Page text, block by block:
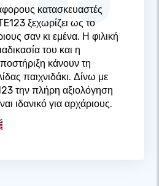
κατασκευαστές
ξεχωρίζει ως το
σαν κι εμένα. Η φιλική
του και η
κάνουν τη
παιχνιδάκι. Δίνω με
την πλήρη αξιολόγηση
ιδανικό για αρχάριους.